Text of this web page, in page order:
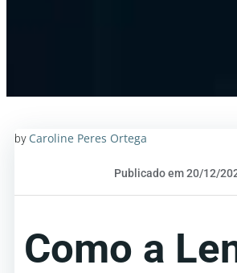
by Caroline Peres Ortega
Publicado em 20/12/
Como a